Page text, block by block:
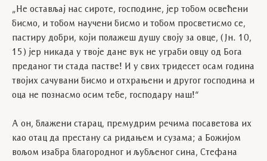
„Не остављај нас сироте, господине, јер тобом освећени
бисмо, и тобом научени бисмо и тобом просветисмо се,
пастиру добри, који полажеш душу своју за овце, (Јн. 10,
15) јер никада у твоје дане вук не уграби овцу од Бога
преданог ти стада пастве! И у свих тридесет осам година
твојих сачувани бисмо и отхрањени и другог господина и
оца не познасмо осим тебе, господару наш!“
А он, блажени старац, премудрим речима посаветова их
као отац да престану са ридањем и сузама; а Божијом
вољом изабра благородног и љубљеног сина, Стефана